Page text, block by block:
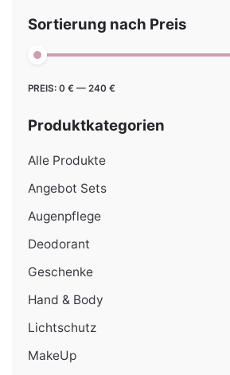
Sortierung nach Preis
Min.
Max.
PREIS: 0 € — 240 €
Produktkategorien
Alle Produkte
Angebot Sets
Augenpflege
Deodorant
Geschenke
Hand & Body
Lichtschutz
MakeUp